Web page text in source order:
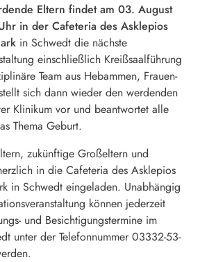
Eltern findet am 03. August
in der Cafeteria des Asklepios
in Schwedt die nächste
einschließlich Kreißsaalführung
Team aus Hebammen, Frauen-
sich dann wieder den werdenden
Klinikum vor und beantwortet alle
Thema Geburt.
zukünftige Großeltern und
in die Cafeteria des Asklepios
in Schwedt eingeladen. Unabhängig
können jederzeit
und Besichtigungstermine im
unter der Telefonnummer 03332-53-